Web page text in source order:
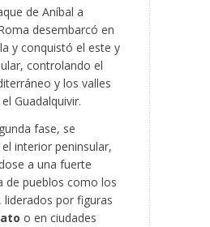
de Aníbal a
desembarcó en
y conquistó el este y
controlando el
y los valles
Guadalquivir.
fase, se
interior peninsular,
a una fuerte
de pueblos como los
liderados por figuras
o en ciudades